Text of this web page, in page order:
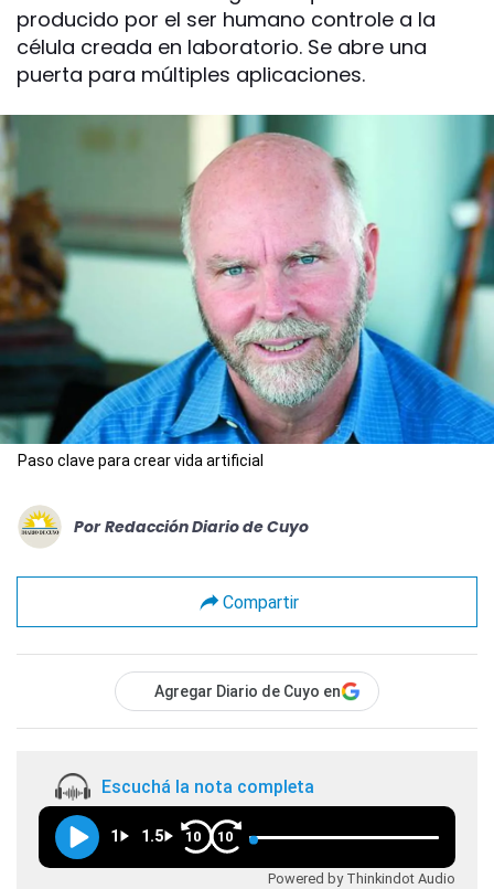
producido por el ser humano controle a la
célula creada en laboratorio. Se abre una
puerta para múltiples aplicaciones.
Paso clave para crear vida artificial
Por Redacción Diario de Cuyo
Compartir
Agregar Diario de Cuyo en
Escuchá la nota completa
1 1.5 10 10
Powered by Thinkindot Audio